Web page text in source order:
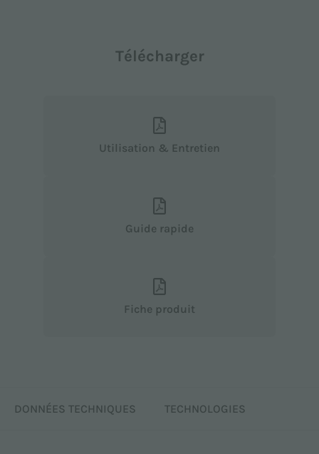
DONNÉES TECHNIQUES TECHNOLOGIES
Télécharger
Utilisation & Entretien
Guide rapide
Fiche produit